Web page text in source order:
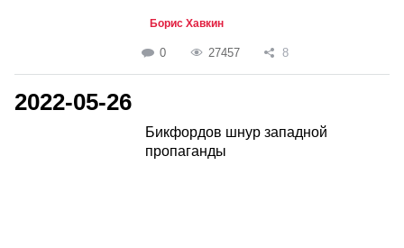
Борис Хавкин
0 27457 8
2022-05-26
Бикфордов шнур западной
пропаганды